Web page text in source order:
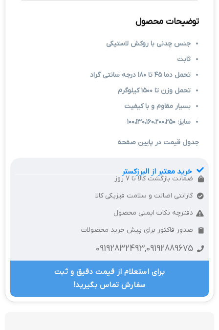
توضیحات محصول
جنس چدنی با روکش لاستیکی
ثابت
تحمل دما ۴۵ تا ۱۸۰ درجه سانتی گراد
تحمل وزن تا ۱۵۰۰ کیلوگرم
بسیار مقاوم و با کیفیت
سایز: ۱۰۰،۱۳۰،۱۶۰،۲۰۰،۲۵۰
جدول قیمت در پایین صفحه
خرید معتبر از البرزکستر
ضمانت بازگشت کالا تا 7 روز
گارانتی اصالت و سلامت فیزیکی کالا
دفترچه نکات ایمنی محصول
صدور فاکتور برای پیش خرید محصولات
09192832493,09192889675
برای استعلام از قیمت دقیق و ثبت
سفارش تماس بگیرید!